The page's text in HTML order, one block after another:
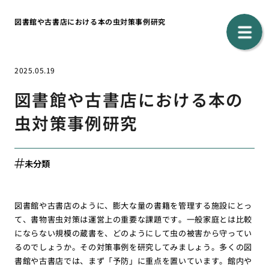
図書館や古書店における本の虫対策事例研究
2025.05.19
図書館や古書店における本の
虫対策事例研究
未分類
図書館や古書店のように、膨大な量の書籍を管理する施設にとっ
て、書物害虫対策は運営上の重要な課題です。一般家庭とは比較
にならない規模の蔵書を、どのようにして虫の被害から守ってい
るのでしょうか。その対策事例を研究してみましょう。多くの図
書館や古書店では、まず「予防」に重点を置いています。館内や